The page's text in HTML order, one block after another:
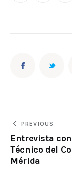
PREVIOUS
Entrevista
Técnico del
Mérida